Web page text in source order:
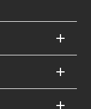
京都
ト